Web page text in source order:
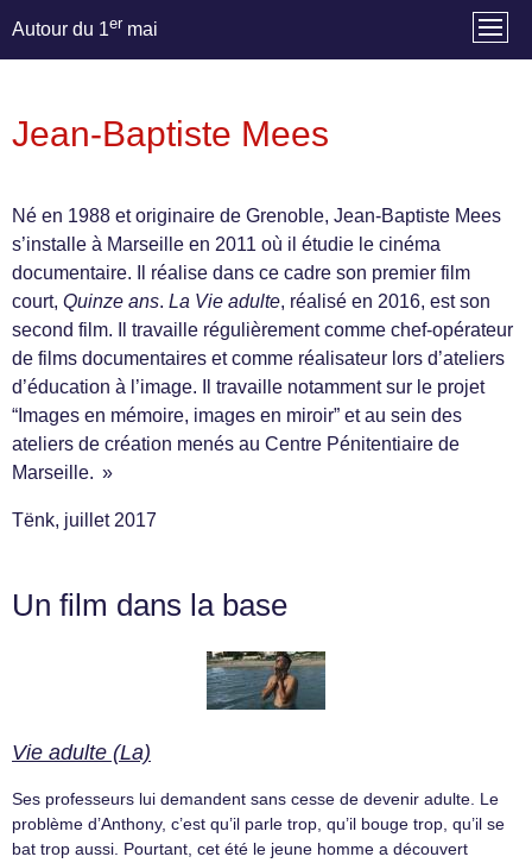
Autour du 1er mai
Jean-Baptiste Mees
Né en 1988 et originaire de Grenoble, Jean-Baptiste Mees
s’installe à Marseille en 2011 où il étudie le cinéma
documentaire. Il réalise dans ce cadre son premier film
court, Quinze ans. La Vie adulte, réalisé en 2016, est son
second film. Il travaille régulièrement comme chef-opérateur
de films documentaires et comme réalisateur lors d’ateliers
d’éducation à l’image. Il travaille notamment sur le projet
“Images en mémoire, images en miroir” et au sein des
ateliers de création menés au Centre Pénitentiaire de
Marseille. »
Tënk, juillet 2017
Un film dans la base
Vie adulte (La)
Ses professeurs lui demandent sans cesse de devenir adulte. Le
problème d’Anthony, c’est qu’il parle trop, qu’il bouge trop, qu’il se
bat trop aussi. Pourtant, cet été le jeune homme a découvert